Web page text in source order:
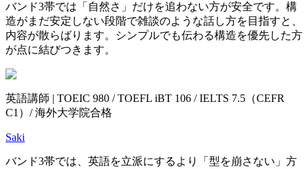
バンド3帯では「自然さ」だけを追わない方が安全です。構
造がまだ安定しない段階で雑談のような話し方を目指すと、
内容が散らばります。シンプルでも伝わる構造を優先した方
が点に結びつきます。
英語講師 | TOEIC 980 / TOEFL iBT 106 / IELTS 7.5（CEFR
C1）/ 海外大学院合格
Saki
バンド3帯では、英語を立派にするより「型を崩さない」方